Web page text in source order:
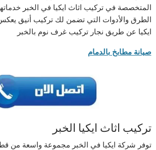
المتخصصة في تركيب اثاث ايكيا في الخبر
الطرق والأدوات التي تضمن لك تركيب أنيق
ايكيا عن طريق نجار تركيب غرف نوم بالخبر
صيانة مطابخ بالدمام
تركيب اثاث ايكيا الخبر
توفر شركة ايكيا في الخبر مجموعة واسعة من قطع